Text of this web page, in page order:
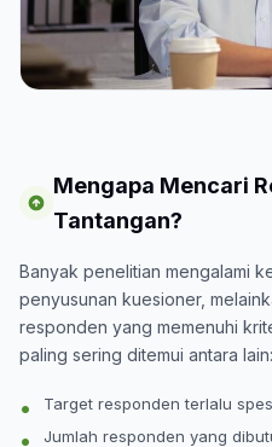
Mengapa Mencari
Tantangan?
Banyak penelitian mengalami
penyusunan kuesioner,
responden yang memenuhi
paling sering ditemui antara lain:
Target responden terlalu
Jumlah responden yang